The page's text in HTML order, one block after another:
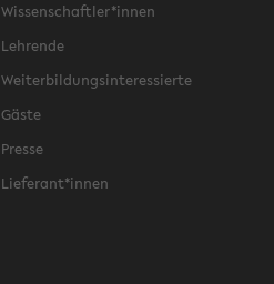
Wissenschaftler*innen
Lehrende
Weiterbildungsinteressierte
Gäste
Presse
Lieferant*innen